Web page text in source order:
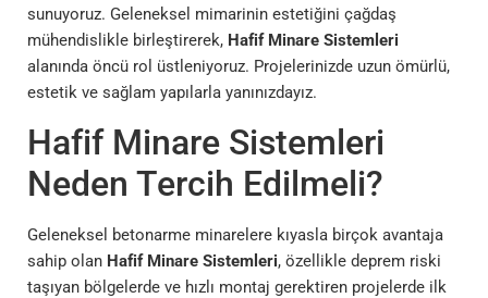
sunuyoruz. Geleneksel mimarinin estetiğini çağdaş
mühendislikle birleştirerek, Hafif Minare Sistemleri
alanında öncü rol üstleniyoruz. Projelerinizde uzun ömürlü,
estetik ve sağlam yapılarla yanınızdayız.
Hafif Minare Sistemleri
Neden Tercih Edilmeli?
Geleneksel betonarme minarelere kıyasla birçok avantaja
sahip olan Hafif Minare Sistemleri, özellikle deprem riski
taşıyan bölgelerde ve hızlı montaj gerektiren projelerde ilk